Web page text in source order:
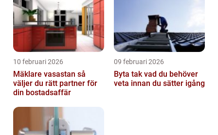
10 februari 2026
Mäklare vasastan så
väljer du rätt partner för
din bostadsaffär
09 februari 2026
Byta tak vad du behöver
veta innan du sätter igång